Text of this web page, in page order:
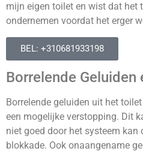
mijn eigen toilet en wist dat het
ondernemen voordat het erger
BEL: +310681933198
Borrelende Geluiden
Borrelende geluiden uit het
een mogelijke verstopping. Dit
niet goed door het systeem kan
blokkade. Ook onaangename